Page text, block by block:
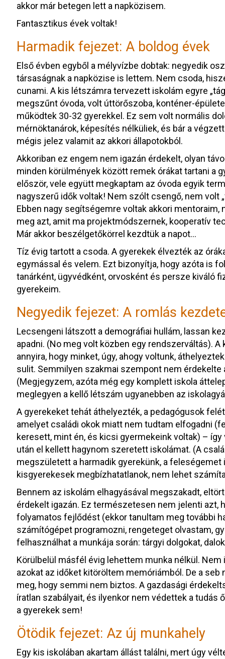
akkor már betegen lett a napközisem.
Fantasztikus évek voltak!
Harmadik fejezet: A boldog évek
Első évben egyből a mélyvízbe dobtak: negyedik
társaságnak a napközise is lettem. Nem csoda,
cunami. A kis létszámra tervezett iskolám egyre
megszűnt óvoda, volt úttörőszoba, konténer-
működtek 30-32 gyerekkel. Ez sem volt normális
mérnöktanárok, képesítés nélküliek, és bár a
mégis jelez valamit az akkori állapotokból.
Akkoriban ez engem nem igazán érdekelt, olyan
minden körülmények között remek órákat tartani a
először, vele együtt megkaptam az óvoda egyik
nagyszerű idők voltak! Nem szólt csengő, nem volt
Ebben nagy segítségemre voltak akkori mentoraim,
meg azt, amit ma projektmódszernek, kooperatív
Már akkor beszélgetőkörrel kezdtük a napot…
Tíz évig tartott a csoda. A gyerekek élvezték az
egymással és velem. Ezt bizonyítja, hogy azóta is
tanárként, ügyvédként, orvosként és persze kiváló
gyerekeim.
Negyedik fejezet: A romlás
Lecsengeni látszott a demográfiai hullám, lassan
apadni. (No meg volt közben egy rendszerváltás).
annyira, hogy minket, úgy, ahogy voltunk,
sulit. Semmilyen szakmai szempont nem
(Megjegyzem, azóta még egy komplett iskola
meglegyen a kellő létszám ugyanebben az
A gyerekeket tehát áthelyezték, a pedagógusok
amelyet családi okok miatt nem tudtam elfogadni
keresett, mint én, és kicsi gyermekeink voltak) –
után el kellett hagynom szeretett iskolámat. (A
megszületett a harmadik gyerekünk, a
kisgyerekesek megbízhatatlanok, nem lehet
Bennem az iskolám elhagyásával megszakadt,
érdekelt igazán. Ez természetesen nem jelenti azt,
folyamatos fejlődést (ekkor tanultam meg további
számítógépet programozni, rengeteget olvastam,
felhasználhat a munkája során: tárgyi dolgokat,
Körülbelül másfél évig lehettem munka nélkül.
azokat az időket kitöröltem memóriámból. De a
meg, hogy semmi nem biztos. A gazdasági
íratlan szabályait, és ilyenkor nem védettek a
a gyerekek sem!
Ötödik fejezet: Az új munkahely
Egy kis iskolában akartam állást találni, mert úgy